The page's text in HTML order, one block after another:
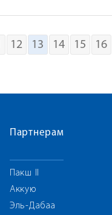
12 13 14 15 16
Партнерам
Пакш II
Аккую
Эль-Дабаа